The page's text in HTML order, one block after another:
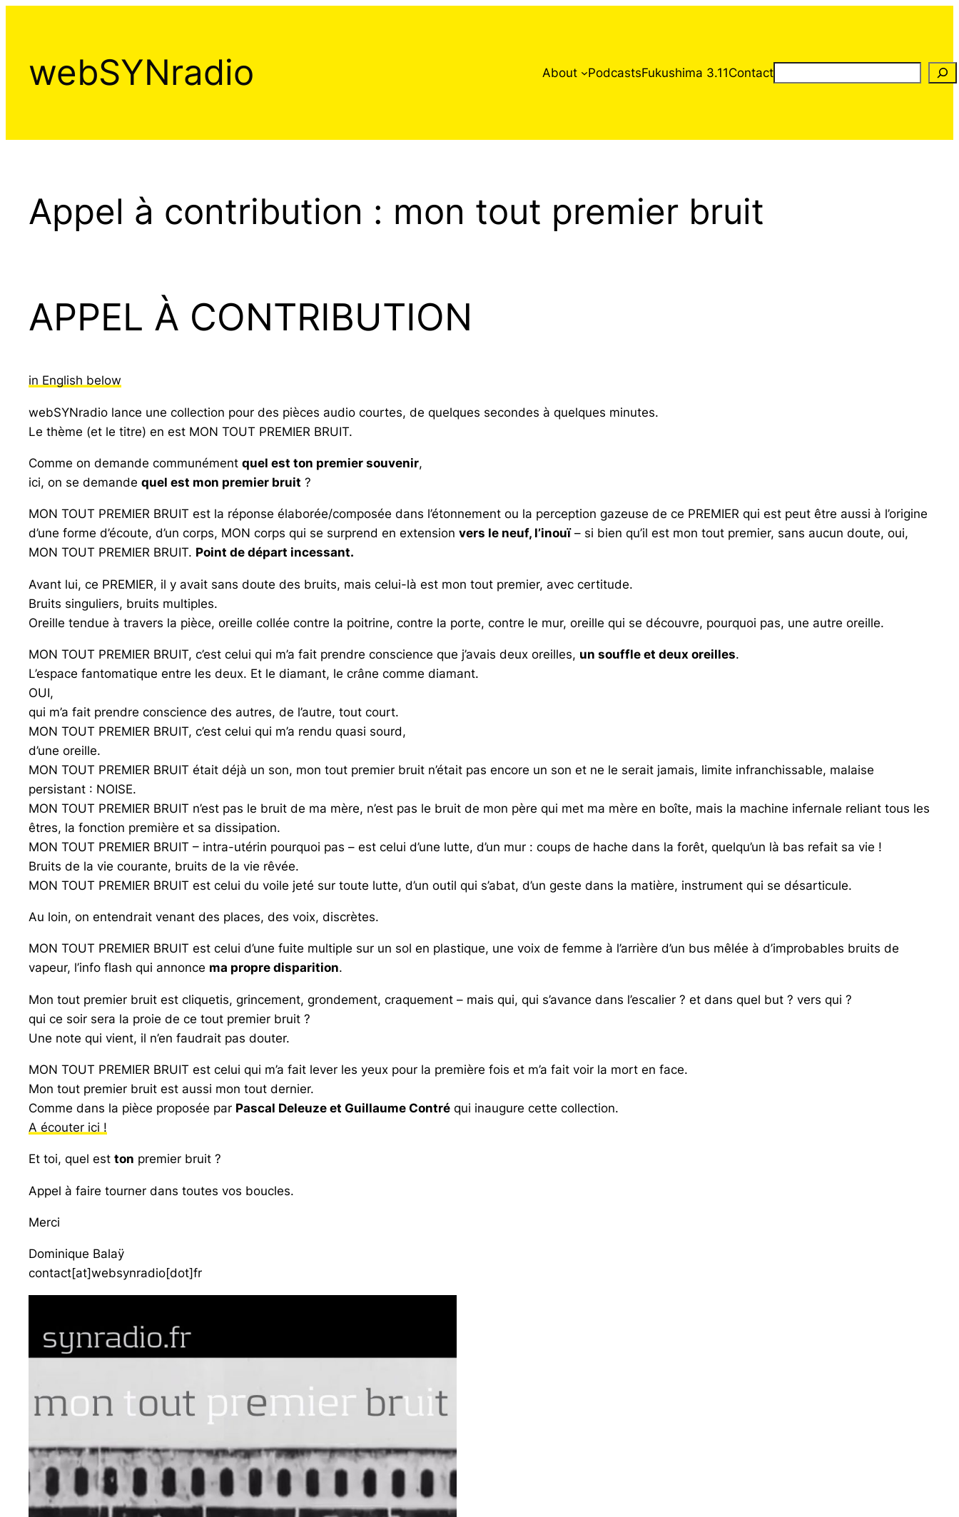
webSYNradio About PodcastsFukushima 3.11ContactRechercher
Appel à contribution : mon tout premier bruit
APPEL À CONTRIBUTION
in English below
webSYNradio lance une collection pour des pièces audio courtes, de quelques secondes à quelques minutes.
Le thème (et le titre) en est MON TOUT PREMIER BRUIT.
Comme on demande communément quel est ton premier souvenir,
ici, on se demande quel est mon premier bruit ?
MON TOUT PREMIER BRUIT est la réponse élaborée/composée dans l’étonnement ou la perception gazeuse de ce PREMIER qui est peut être aussi à l’origine
d’une forme d’écoute, d’un corps, MON corps qui se surprend en extension vers le neuf, l’inouï– si bien qu’il est mon tout premier, sans aucun doute, oui,
MON TOUT PREMIER BRUIT. Point de départ incessant.
Avant lui, ce PREMIER, il y avait sans doute des bruits, mais celui-là est mon tout premier, avec certitude.
Bruits singuliers, bruits multiples.
Oreille tendue à travers la pièce, oreille collée contre la poitrine, contre la porte, contre le mur, oreille qui se découvre, pourquoi pas, une autre oreille.
MON TOUT PREMIER BRUIT, c’est celui qui m’a fait prendre conscience que j’avais deux oreilles, un souffle et deux oreilles.
L’espace fantomatique entre les deux. Et le diamant, le crâne comme diamant.
OUI,
qui m’a fait prendre conscience des autres, de l’autre, tout court.
MON TOUT PREMIER BRUIT, c’est celui qui m’a rendu quasi sourd,
d’une oreille.
MON TOUT PREMIER BRUIT était déjà un son, mon tout premier bruit n’était pas encore un son et ne le serait jamais, limite infranchissable, malaise
persistant : NOISE.
MON TOUT PREMIER BRUIT n’est pas le bruit de ma mère, n’est pas le bruit de mon père qui met ma mère en boîte, mais la machine infernale reliant tous les
êtres, la fonction première et sa dissipation.
MON TOUT PREMIER BRUIT – intra-utérin pourquoi pas – est celui d’une lutte, d’un mur : coups de hache dans la forêt, quelqu’un là bas refait sa vie !
Bruits de la vie courante, bruits de la vie rêvée.
MON TOUT PREMIER BRUIT est celui du voile jeté sur toute lutte, d’un outil qui s’abat, d’un geste dans la matière, instrument qui se désarticule.
Au loin, on entendrait venant des places, des voix, discrètes.
MON TOUT PREMIER BRUIT est celui d’une fuite multiple sur un sol en plastique, une voix de femme à l’arrière d’un bus mêlée à d’improbables bruits de
vapeur, l’info flash qui annonce ma propre disparition.
Mon tout premier bruit est cliquetis, grincement, grondement, craquement – mais qui, qui s’avance dans l’escalier ? et dans quel but ? vers qui ?
qui ce soir sera la proie de ce tout premier bruit ?
Une note qui vient, il n’en faudrait pas douter.
MON TOUT PREMIER BRUIT est celui qui m’a fait lever les yeux pour la première fois et m’a fait voir la mort en face.
Mon tout premier bruit est aussi mon tout dernier.
Comme dans la pièce proposée par Pascal Deleuze et Guillaume Contré qui inaugure cette collection.
A écouter ici !
Et toi, quel est ton premier bruit ?
Appel à faire tourner dans toutes vos boucles.
Merci
Dominique Balaÿ
contact[at]websynradio[dot]fr